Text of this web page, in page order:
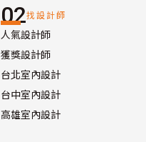
02找設計師
人氣設計師
獲獎設計師
台北室內設計
台中室內設計
高雄室內設計